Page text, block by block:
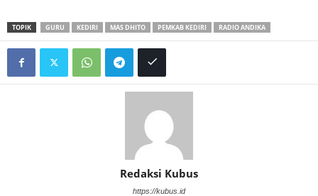
TOPIK GURU KEDIRI MAS DHITO PEMKAB KEDIRI RADIO ANDIKA
Redaksi Kubus
https://kubus.id